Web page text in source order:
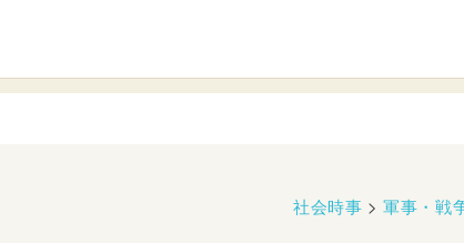
社会時事 >軍事・戦